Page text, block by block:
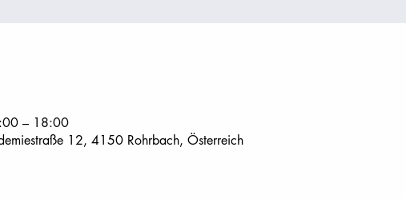
– 18:00
12, 4150 Rohrbach, Österreich